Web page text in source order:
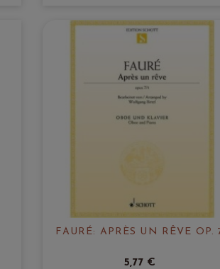
FAURÉ: APRÈS UN RÊVE OP.
5,77 €